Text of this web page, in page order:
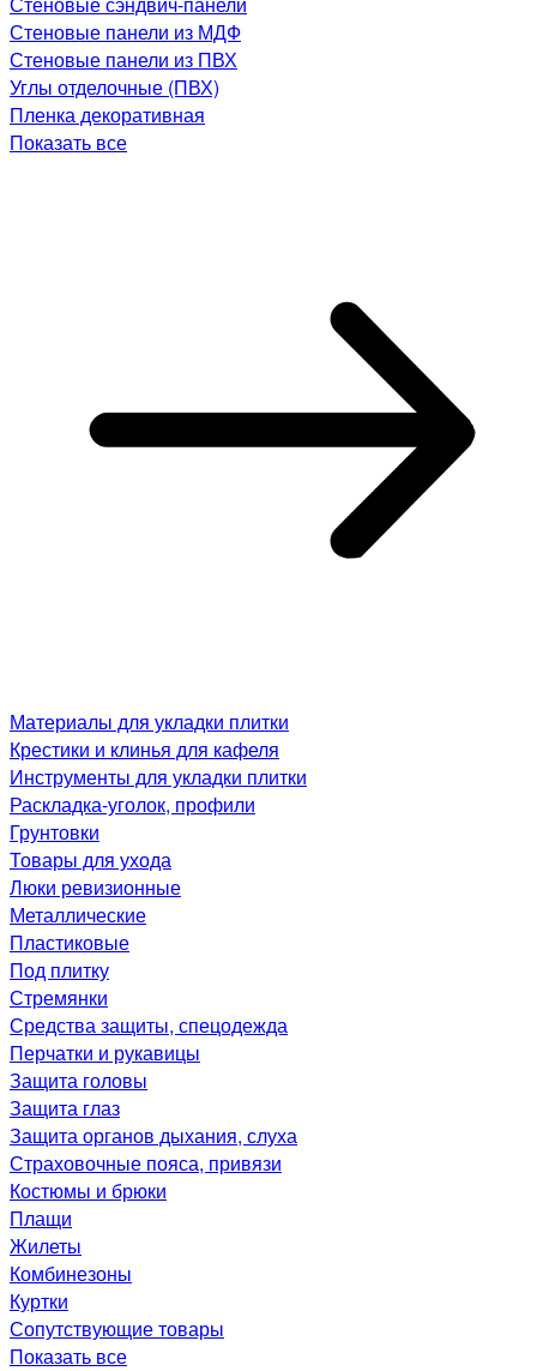
Стеновые панели из МДФ
Стеновые панели из ПВХ
Углы отделочные (ПВХ)
Пленка декоративная
Показать все
Материалы для укладки плитки
Крестики и клинья для кафеля
Инструменты для укладки плитки
Раскладка-уголок, профили
Грунтовки
Товары для ухода
Люки ревизионные
Металлические
Пластиковые
Под плитку
Стремянки
Средства защиты, спецодежда
Перчатки и рукавицы
Защита головы
Защита глаз
Защита органов дыхания, слуха
Страховочные пояса, привязи
Костюмы и брюки
Плащи
Жилеты
Комбинезоны
Куртки
Сопутствующие товары
Показать все